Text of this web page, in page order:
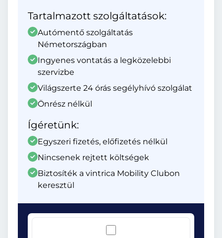
Tartalmazott szolgáltatások:
Autómentő szolgáltatás
Németországban
Ingyenes vontatás a legközelebbi
szervizbe
Világszerte 24 órás segélyhívó szolgálat
Önrész nélkül
Ígéretünk:
Egyszeri fizetés, előfizetés nélkül
Nincsenek rejtett költségek
Biztosíték a vintrica Mobility Clubon
keresztül